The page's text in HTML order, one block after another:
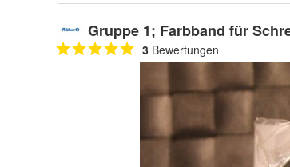
Gruppe 1; Farbband für
3 Bewertungen